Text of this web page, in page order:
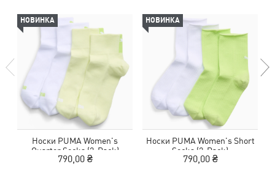
НОВИНКА
Носки PUMA Women's
Quarter Socks (2-Pack)
790,00 ₴
НОВИНКА
Носки PUMA Women's Short
Socks (2-Pack)
790,00 ₴